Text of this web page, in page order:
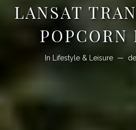
LANSAT
POPCORN
In Lifestyle & Leisure de